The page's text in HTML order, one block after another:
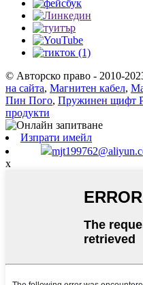
© Авторско право - 2010-
на сайта, Магнитен кабел,
Пин Пого, Пружинен щифт
продукти
Изпрати имейл
x